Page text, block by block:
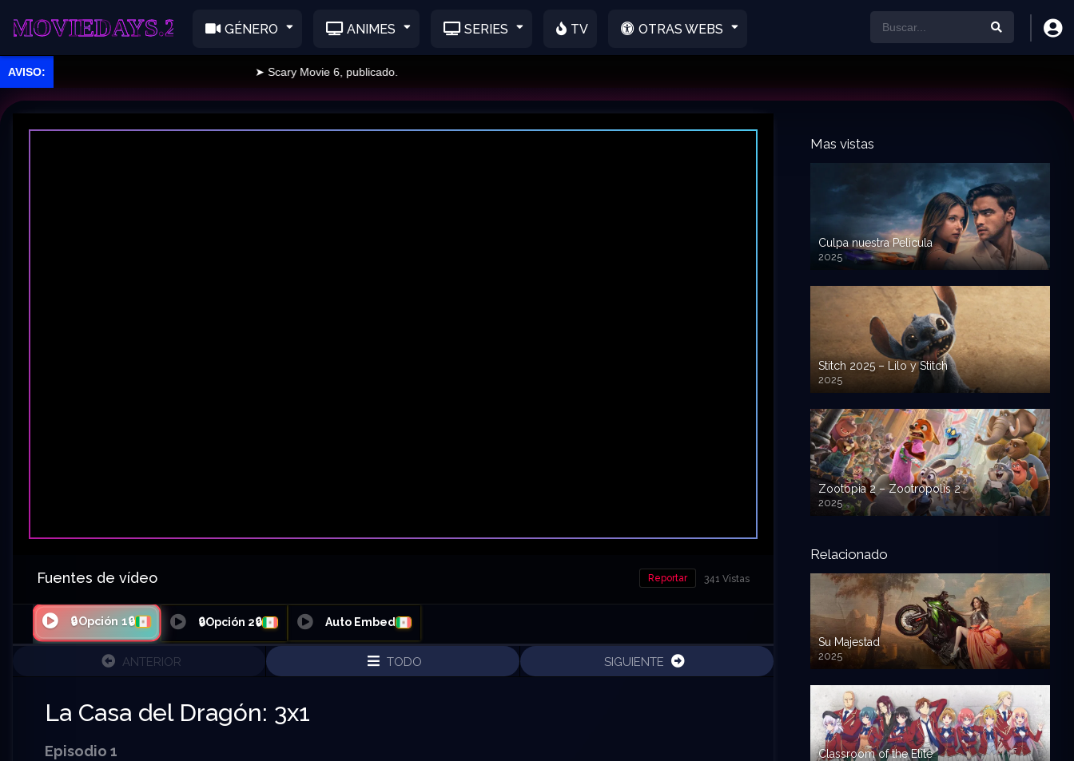
GÉNERO ANIMES SERIES TV OTRAS WEBS
➤ Scary Movie 6, publicado.
Fuentes de vídeo 341 Vistas
Reportar
🔒Opción 1🔒 🔒Opción 2🔒 Auto Embed
ANTERIOR TODO SIGUIENTE
La Casa del Dragón: 3x1
Episodio 1
Mas vistas
Culpa nuestra Pelicula
2025
720p HD
Stitch 2025 – Lilo y Stitch
2025
720p HD
Zootopia 2 – Zootropolis 2
2025
720p HD
Relacionado
Su Majestad
2025
Classroom of the Elite